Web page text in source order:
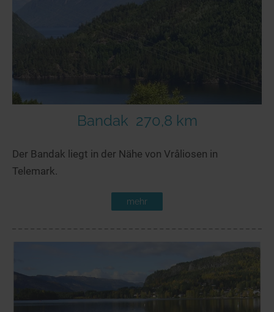
Bandak 270,8 km
Der Bandak liegt in der Nähe von Vråliosen in
Telemark.
mehr